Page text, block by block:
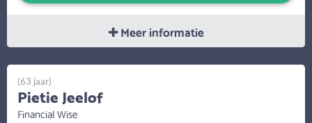
Meer informatie
(63 jaar)
Pietie Jeelof
Financial Wise